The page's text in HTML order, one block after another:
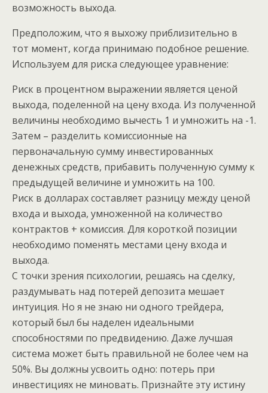
возможность выхода.
Предположим, что я выхожу приблизительно в
тот момент, когда принимаю подобное решение.
Используем для риска следующее уравнение:
Риск в процентном выражении является ценой
выхода, поделенной на цену входа. Из полученной
величины необходимо вычесть 1 и умножить на -1.
Затем – разделить комиссионные на
первоначальную сумму инвестированных
денежных средств, прибавить полученную сумму к
предыдущей величине и умножить на 100.
Риск в долларах составляет разницу между ценой
входа и выхода, умноженной на количество
контрактов + комиссия. Для короткой позиции
необходимо поменять местами цену входа и
выхода.
С точки зрения психологии, решаясь на сделку,
раздумывать над потерей депозита мешает
интуиция. Но я не знаю ни одного трейдера,
который был бы наделен идеальными
способностями по предвидению. Даже лучшая
система может быть правильной не более чем на
50%. Вы должны усвоить одно: потерь при
инвестициях не миновать. Признайте эту истину